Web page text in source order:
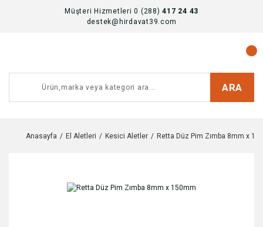
Müşteri Hizmetleri 0 (288)417 24 43
destek@hirdavat39.com
ARA
Anasayfa El Aletleri Kesici Aletler Retta Düz Pim Zımba 8mm x